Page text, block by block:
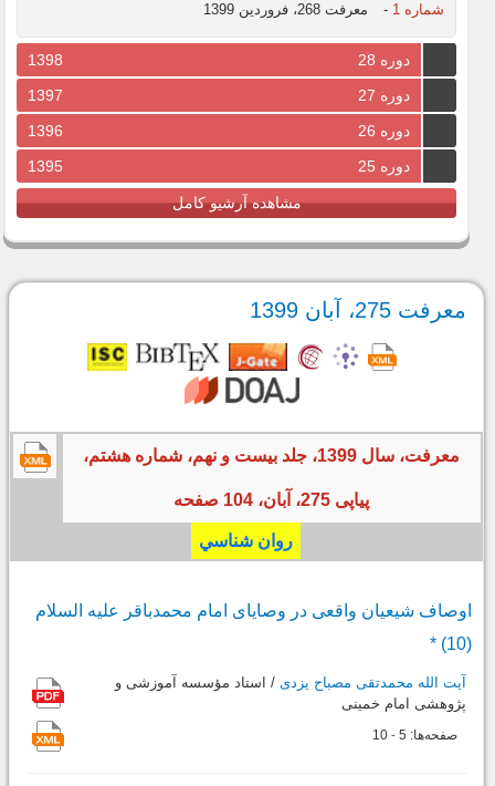
شماره 1
- معرفت 268، فروردین 1399
دوره 28
1398
دوره 27
1397
دوره 26
1396
دوره 25
1395
مشاهده آرشیو کامل
معرفت 275، آبان 1399
معرفت، سال 1399، جلد بیست و نهم، شماره هشتم،
پیاپی 275، آبان، 104 صفحه
روان شناسي
اوصاف شیعیان واقعی در وصایای امام محمدباقر علیه السلام
(10) *
آیت الله محمدتقی مصباح یزدی / استاد مؤسسه آموزشی و
پژوهشی امام خمینی
صفحه‌ها: 5
-